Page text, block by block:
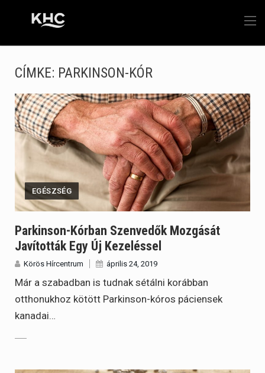
CÍMKE: PARKINSON-KÓR
EGÉSZSÉG
Parkinson-Kórban Szenvedők Mozgását
Javították Egy Új Kezeléssel
Körös Hírcentrum április 24, 2019
Már a szabadban is tudnak sétálni korábban
otthonukhoz kötött Parkinson-kóros páciensek
kanadai…